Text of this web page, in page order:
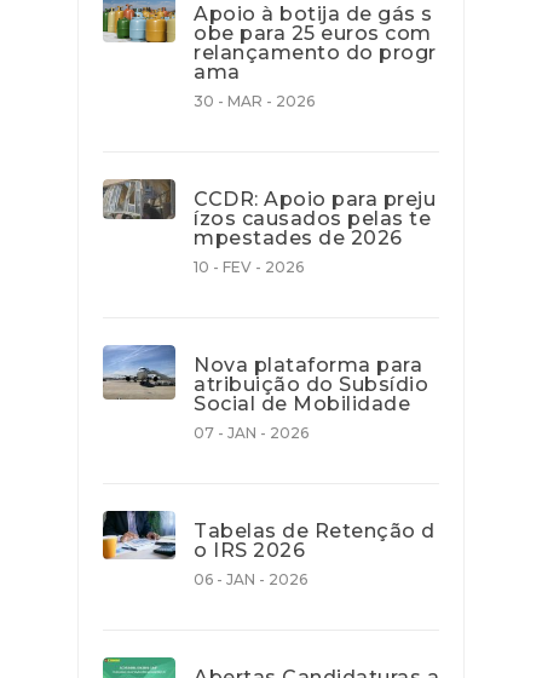
Apoio à botija de gás s
obe para 25 euros com
relançamento do progr
ama
30 - MAR - 2026
CCDR: Apoio para preju
ízos causados pelas te
mpestades de 2026
10 - FEV - 2026
Nova plataforma para
atribuição do Subsídio
Social de Mobilidade
07 - JAN - 2026
Tabelas de Retenção d
o IRS 2026
06 - JAN - 2026